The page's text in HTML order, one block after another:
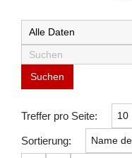
Suchtreffer:
Treffer pro Seite:
Sortierung: